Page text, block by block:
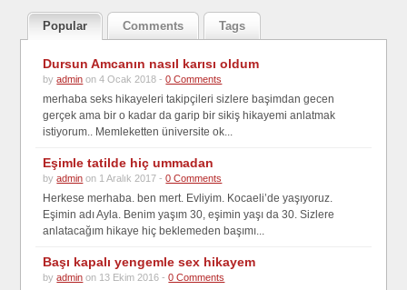
Popular Comments Tags
Dursun Amcanın nasıl karısı oldum
byadmin on 4 Ocak 2018 -0 Comments
merhaba seks hikayeleri takipçileri sizlere başimdan gecen
gerçek ama bir o kadar da garip bir sikiş hikayemi anlatmak
istiyorum.. Memleketten üniversite ok...
Eşimle tatilde hiç ummadan
byadmin on 1 Aralık 2017 -0 Comments
Herkese merhaba. ben mert. Evliyim. Kocaeli’de yaşıyoruz.
Eşimin adı Ayla. Benim yaşım 30, eşimin yaşı da 30. Sizlere
anlatacağım hikaye hiç beklemeden başımı...
Başı kapalı yengemle sex hikayem
byadmin on 13 Ekim 2016 -0 Comments